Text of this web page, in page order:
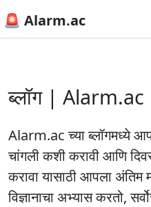
🚨 Alarm.ac
ब्लॉग | Alarm.ac
Alarm.ac च्या ब्लॉगमध्ये
चांगली कशी करावी आणि
करावा यासाठी आपला अंतिम
विज्ञानाचा अभ्यास करतो,